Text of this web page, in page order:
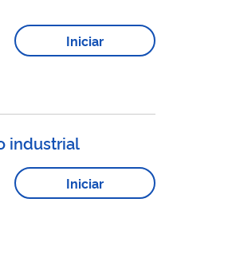
Iniciar
industrial
Iniciar